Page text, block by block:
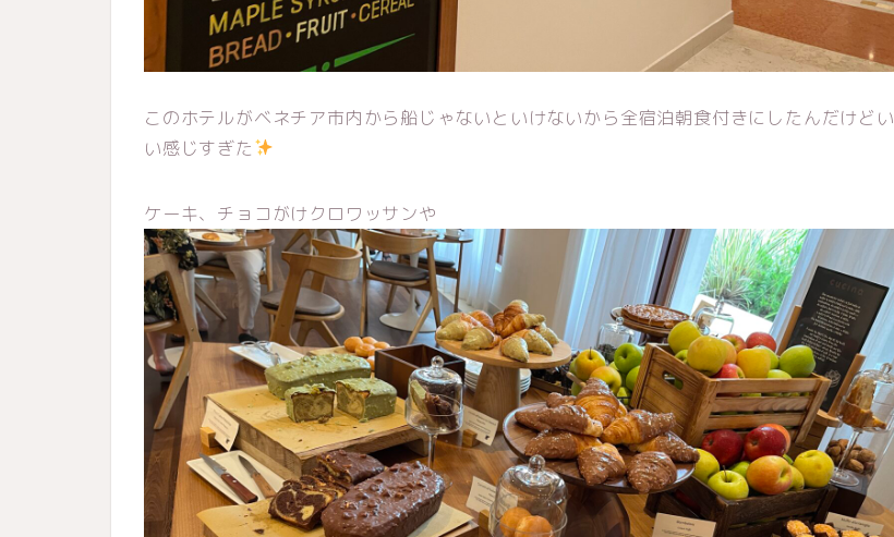
このホテルがベネチア市内から船じゃないといけないから全宿泊朝食付きにしたんだけどい
い感じすぎた
ケーキ、チョコがけクロワッサンや